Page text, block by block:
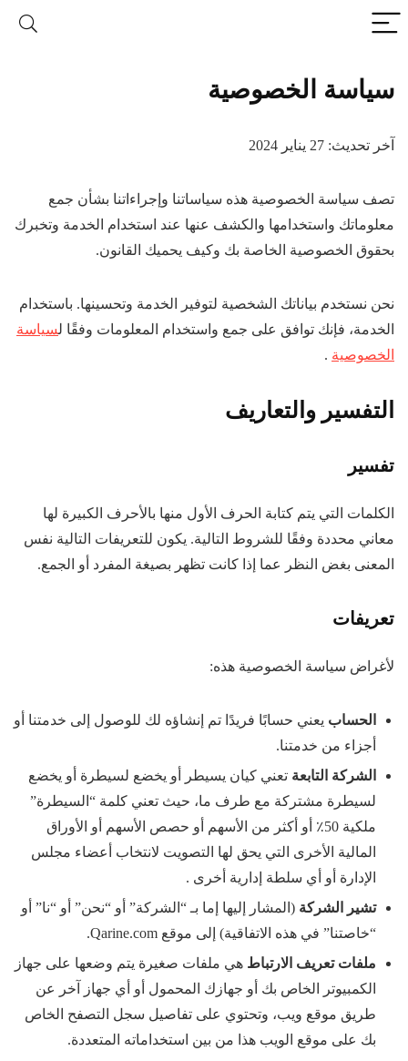
سياسة الخصوصية
آخر تحديث: 27 يناير 2024
تصف سياسة الخصوصية هذه سياساتنا وإجراءاتنا بشأن جمع
معلوماتك واستخدامها والكشف عنها عند استخدام الخدمة وتخبرك
بحقوق الخصوصية الخاصة بك وكيف يحميك القانون.
نحن نستخدم بياناتك الشخصية لتوفير الخدمة وتحسينها. باستخدام
الخدمة، فإنك توافق على جمع واستخدام المعلومات وفقًا لسياسة
الخصوصية .
التفسير والتعاريف
تفسير
الكلمات التي يتم كتابة الحرف الأول منها بالأحرف الكبيرة لها
معاني محددة وفقًا للشروط التالية. يكون للتعريفات التالية نفس
المعنى بغض النظر عما إذا كانت تظهر بصيغة المفرد أو الجمع.
تعريفات
لأغراض سياسة الخصوصية هذه:
الحساب يعني حسابًا فريدًا تم إنشاؤه لك للوصول إلى خدمتنا أو
أجزاء من خدمتنا.
الشركة التابعة تعني كيان يسيطر أو يخضع لسيطرة أو يخضع
لسيطرة مشتركة مع طرف ما، حيث تعني كلمة “السيطرة”
ملكية 50٪ أو أكثر من الأسهم أو حصص الأسهم أو الأوراق
المالية الأخرى التي يحق لها التصويت لانتخاب أعضاء مجلس
الإدارة أو أي سلطة إدارية أخرى .
تشير الشركة (المشار إليها إما بـ “الشركة” أو “نحن” أو “نا” أو
“خاصتنا” في هذه الاتفاقية) إلى موقع Qarine.com.
ملفات تعريف الارتباط هي ملفات صغيرة يتم وضعها على جهاز
الكمبيوتر الخاص بك أو جهازك المحمول أو أي جهاز آخر عن
طريق موقع ويب، وتحتوي على تفاصيل سجل التصفح الخاص
بك على موقع الويب هذا من بين استخداماته المتعددة.